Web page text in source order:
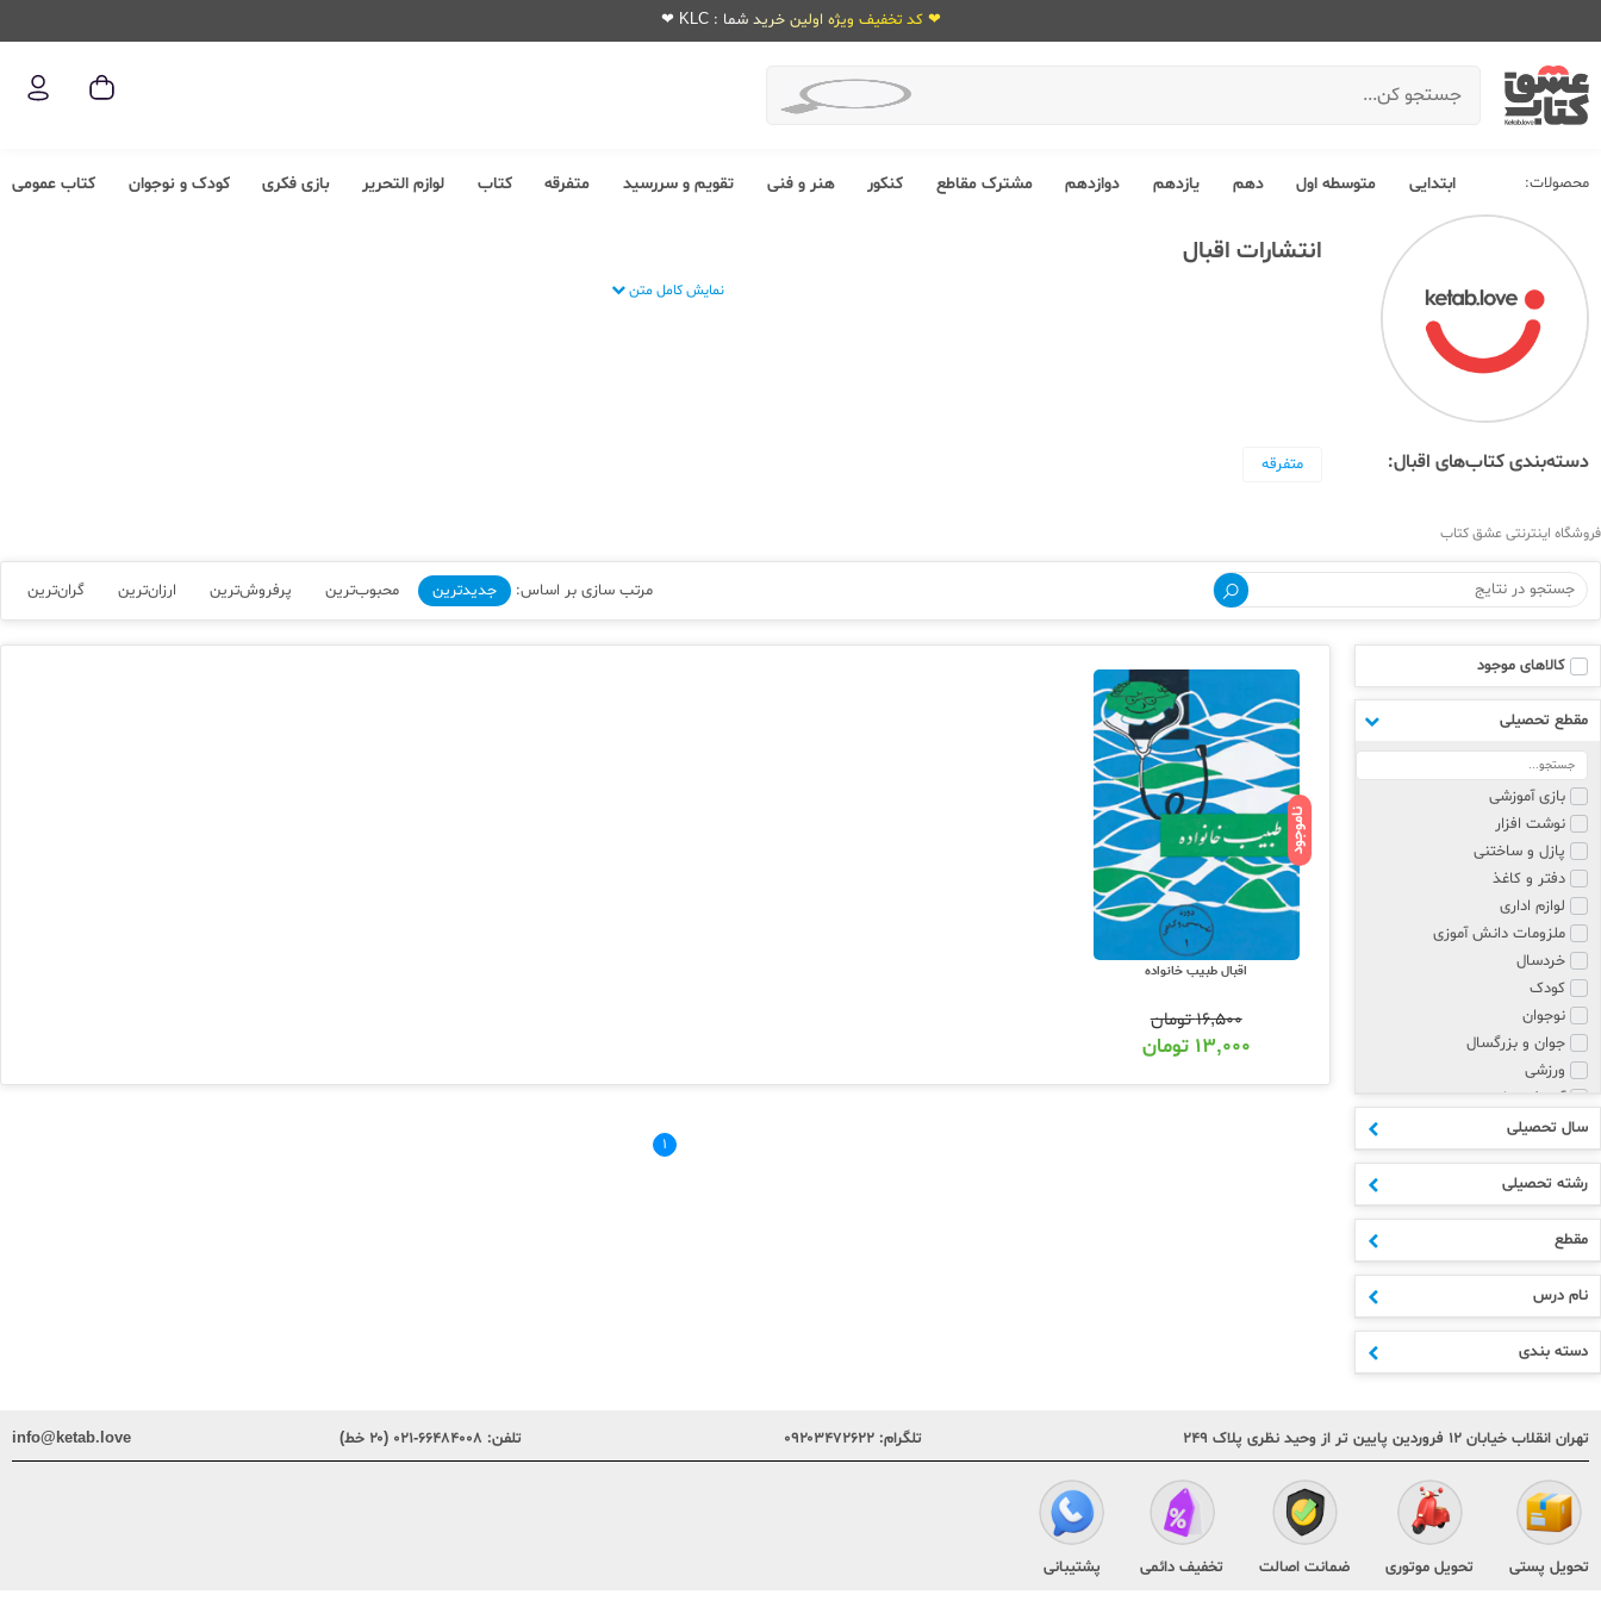
❤ کد تخفیف ویژه اولین خرید شما : KLC ❤
محصولات: ابتدایی متوسطه اول دهم یازدهم دوازدهم مشترک مقاطع کنکور هنر و فنی تقویم و سررسید متفرقه کتاب لوازم التحریر بازی فکری کودک و نوجوان کتاب عمومی
انتشارات اقبال
نمایش کامل متن
دسته‌بندی کتاب‌های اقبال: متفرقه
فروشگاه اینترنتی عشق کتاب
مرتب سازی بر اساس: جدیدترین محبوب‌ترین پرفروش‌ترین ارزان‌ترین گران‌ترین
کالاهای موجود
مقطع تحصیلی
بازی آموزشی
نوشت افزار
پازل و ساختنی
دفتر و کاغذ
لوازم اداری
ملزومات دانش آموزی
خردسال
کودک
نوجوان
جوان و بزرگسال
ورزشی
آموزش زبان
پزشکی و روانشناسی
مذهبی
هنر
علوم انسانی
ادبیات
اکسسوری
ابتدایی
متوسطه اول
دهم
یازدهم
هنر و فنی
تقویم و سررسید
کودک و نوجوان
متفرقه
سال تحصیلی
رشته تحصیلی
مقطع
نام درس
دسته بندی
ناموجود
اقبال طبیب خانواده
۱۶,۵۰۰تومان
۱۳,۰۰۰ تومان
۱
تهران انقلاب خیابان ۱۲ فروردین پایین تر از وحید نظری پلاک ۲۴۹ تلگرام: ۰۹۲۰۳۴۷۲۶۲۲ تلفن: ۶۶۴۸۴۰۰۸-۰۲۱ (۲۰ خط) info@ketab.love
تحویل پستی تحویل موتوری ضمانت اصالت تخفیف دائمی پشتیبانی